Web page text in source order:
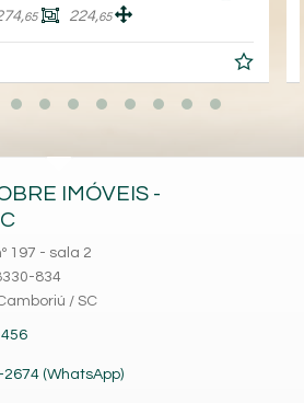
65 224,65
IMÓVEIS -
197 - sala 2
834
/ SC
2674 (WhatsApp)